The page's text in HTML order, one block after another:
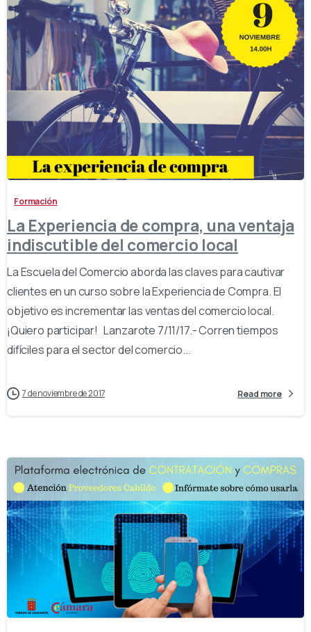
-
Formación
La Experiencia de compra, una ventaja
indiscutible del comercio local
La Escuela del Comercio aborda las claves para cautivar
clientes en un curso sobre la Experiencia de Compra. El
objetivo es incrementar las ventas del comercio local.
¡Quiero participar! Lanzarote 7/11/17.- Corren tiempos
difíciles para el sector del comercio...
7 de noviembre de 2017 Read more